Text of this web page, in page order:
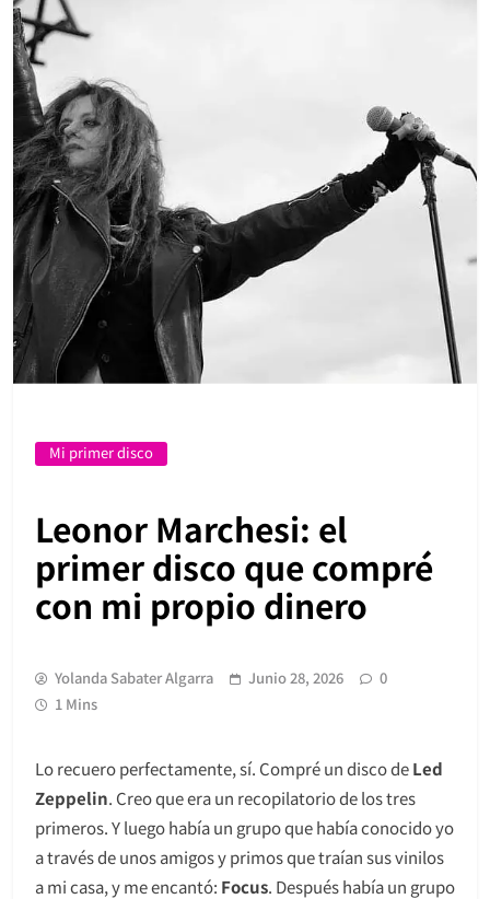
Mi primer disco
Leonor Marchesi: el
primer disco que compré
con mi propio dinero
Yolanda Sabater Algarra Junio 28, 2026
0
1 Mins
Lo recuero perfectamente, sí. Compré un disco deLed
Zeppelin. Creo que era un recopilatorio de los tres
primeros. Y luego había un grupo que había conocido yo
a través de unos amigos y primos que traían sus vinilos
a mi casa, y me encantó: Focus. Después había un grupo